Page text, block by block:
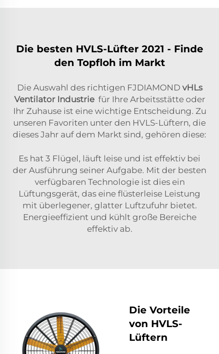
Die besten HVLS-Lüfter 2021 - Finde
den Topfloh im Markt
Die Auswahl des richtigen FJDIAMOND vHLs
Ventilator Industrie für Ihre Arbeitsstätte oder
Ihr Zuhause ist eine wichtige Entscheidung. Zu
unseren Favoriten unter den HVLS-Lüftern, die
dieses Jahr auf dem Markt sind, gehören diese:
Es hat 3 Flügel, läuft leise und ist effektiv bei
der Ausführung seiner Aufgabe. Mit der besten
verfügbaren Technologie ist dies ein
Lüftungsgerät, das eine flüsterleise Leistung
mit überlegener, glatter Luftzufuhr bietet.
Energieeffizient und kühlt große Bereiche
effektiv ab.
Die Vorteile
von HVLS-
Lüftern